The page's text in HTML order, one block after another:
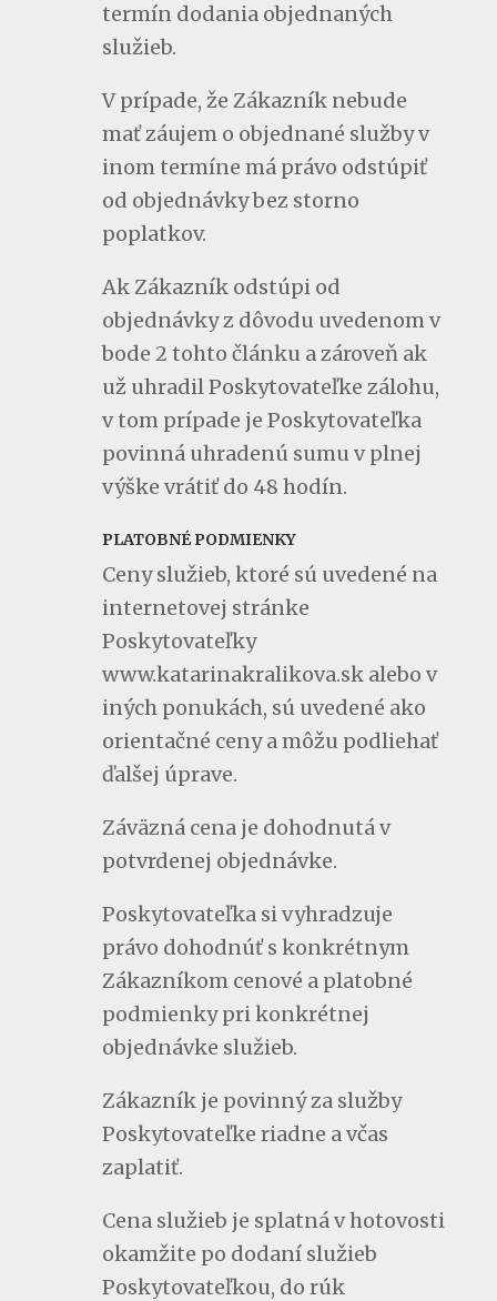
termín dodania objednaných
služieb.
V prípade, že Zákazník nebude
mať záujem o objednané služby v
inom termíne má právo odstúpiť
od objednávky bez storno
poplatkov.
Ak Zákazník odstúpi od
objednávky z dôvodu uvedenom v
bode 2 tohto článku a zároveň ak
už uhradil Poskytovateľke zálohu,
v tom prípade je Poskytovateľka
povinná uhradenú sumu v plnej
výške vrátiť do 48 hodín.
PLATOBNÉ PODMIENKY
Ceny služieb, ktoré sú uvedené na
internetovej stránke
Poskytovateľky
www.katarinakralikova.sk alebo v
iných ponukách, sú uvedené ako
orientačné ceny a môžu podliehať
ďalšej úprave.
Záväzná cena je dohodnutá v
potvrdenej objednávke.
Poskytovateľka si vyhradzuje
právo dohodnúť s konkrétnym
Zákazníkom cenové a platobné
podmienky pri konkrétnej
objednávke služieb.
Zákazník je povinný za služby
Poskytovateľke riadne a včas
zaplatiť.
Cena služieb je splatná v hotovosti
okamžite po dodaní služieb
Poskytovateľkou, do rúk